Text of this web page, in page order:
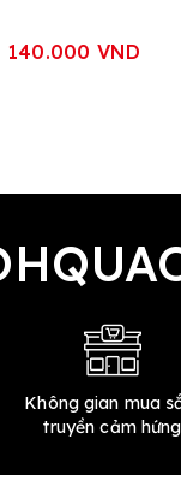
140.000 VND
Không gian mua
truyền cảm hứng